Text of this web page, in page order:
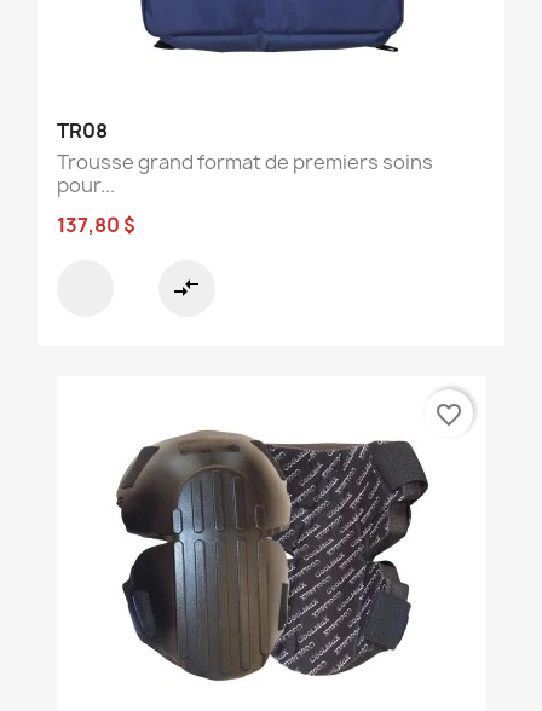
TR08
Trousse grand format de premiers soins
pour...
137,80 $
compare_arrows
favorite_border